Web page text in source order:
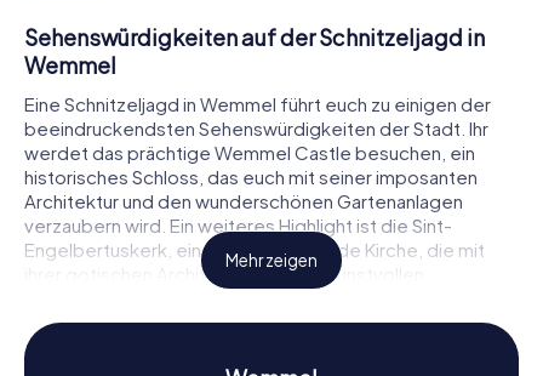
Sehenswürdigkeiten auf der Schnitzeljagd in
Wemmel
Eine Schnitzeljagd in Wemmel führt euch zu einigen der
beeindruckendsten Sehenswürdigkeiten der Stadt. Ihr
werdet das prächtige Wemmel Castle besuchen, ein
historisches Schloss, das euch mit seiner imposanten
Architektur und den wunderschönen Gartenanlagen
verzaubern wird. Ein weiteres Highlight ist die Sint-
Engelbertuskerk, eine beeindruckende Kirche, die mit
ihrer gotischen Architektur und den kunstvollen
historisches Gebäude mit einer reichen Geschichte, wird
Teil eurer Entdeckungsreise sein. Während ihr diese
Sehenswürdigkeiten erkundet, müsst ihr knifflige Rätsel
Mehr zeigen